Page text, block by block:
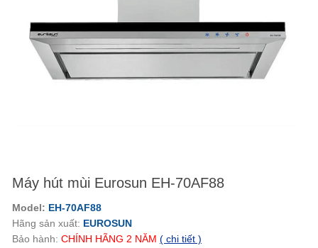
Máy hút mùi Eurosun EH-70AF88
Model: EH-70AF88
Hãng sản xuất: EUROSUN
Bảo hành: CHÍNH HÃNG 2 NĂM ( chi tiết )